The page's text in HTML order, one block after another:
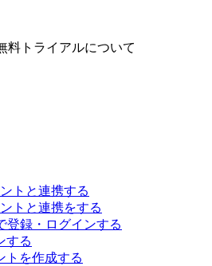
料トライアルについて
トと連携する
トと連携をする
登録・ログインする
する
トを作成する